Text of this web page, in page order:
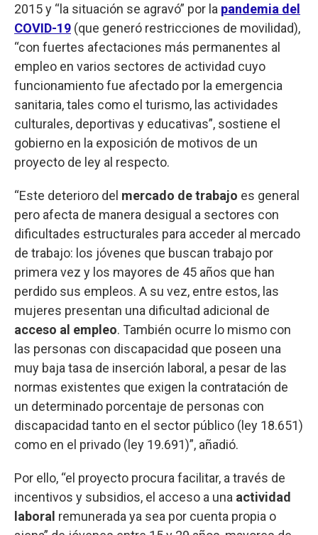
2015 y “la situación se agravó” por la pandemia del
COVID-19 (que generó restricciones de movilidad),
“con fuertes afectaciones más permanentes al
empleo en varios sectores de actividad cuyo
funcionamiento fue afectado por la emergencia
sanitaria, tales como el turismo, las actividades
culturales, deportivas y educativas”, sostiene el
gobierno en la exposición de motivos de un
proyecto de ley al respecto.
“Este deterioro del mercado de trabajo es general
pero afecta de manera desigual a sectores con
dificultades estructurales para acceder al mercado
de trabajo: los jóvenes que buscan trabajo por
primera vez y los mayores de 45 años que han
perdido sus empleos. A su vez, entre estos, las
mujeres presentan una dificultad adicional de
acceso al empleo. También ocurre lo mismo con
las personas con discapacidad que poseen una
muy baja tasa de inserción laboral, a pesar de las
normas existentes que exigen la contratación de
un determinado porcentaje de personas con
discapacidad tanto en el sector público (ley 18.651)
como en el privado (ley 19.691)”, añadió.
Por ello, “el proyecto procura facilitar, a través de
incentivos y subsidios, el acceso a una actividad
laboral remunerada ya sea por cuenta propia o